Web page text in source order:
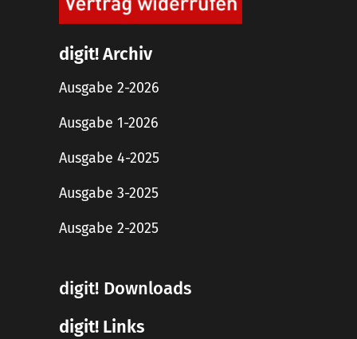
digit! Archiv
Ausgabe 2-2026
Ausgabe 1-2026
Ausgabe 4-2025
Ausgabe 3-2025
Ausgabe 2-2025
digit! Downloads
digit! Links